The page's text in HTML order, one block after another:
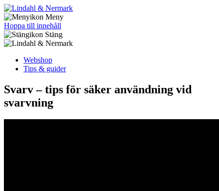
Meny
Hoppa till innehåll
Stäng
Webshop
Tips & guider
Svarv – tips för säker användning vid
svarvning